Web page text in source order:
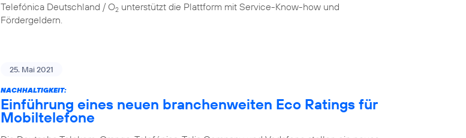
Telefónica Deutschland / O2 unterstützt die Plattform mit Service-Know-how und
Fördergeldern.
25. Mai 2021
NACHHALTIGKEIT:
Einführung eines neuen branchenweiten Eco Ratings für
Mobiltelefone